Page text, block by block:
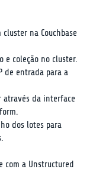
na Couchbase
e coleção no cluster.
de entrada para a
através da interface
dos lotes para
com a Unstructured